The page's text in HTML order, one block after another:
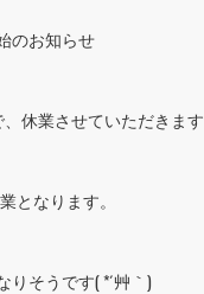
のお知らせ
、休業させていただきます
となります。
りそうです( *´艸｀)